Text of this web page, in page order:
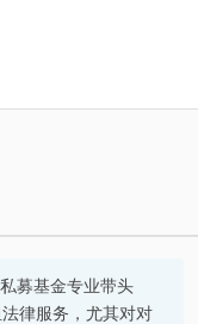
募基金专业带头
律服务，尤其对对